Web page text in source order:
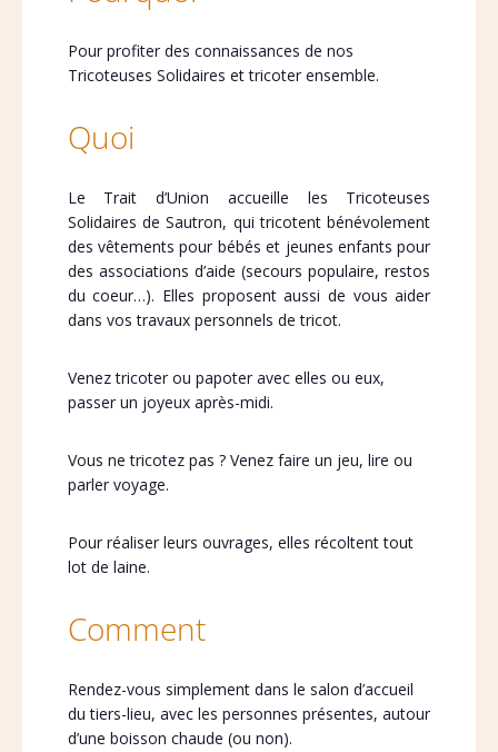
Pour profiter des connaissances de nos
Tricoteuses Solidaires et tricoter ensemble.
Quoi
Le Trait d’Union accueille les Tricoteuses
Solidaires de Sautron, qui tricotent bénévolement
des vêtements pour bébés et jeunes enfants pour
des associations d’aide (secours populaire, restos
du coeur…). Elles proposent aussi de vous aider
dans vos travaux personnels de tricot.
Venez tricoter ou papoter avec elles ou eux,
passer un joyeux après-midi.
Vous ne tricotez pas ? Venez faire un jeu, lire ou
parler voyage.
Pour réaliser leurs ouvrages, elles récoltent tout
lot de laine.
Comment
Rendez-vous simplement dans le salon d’accueil
du tiers-lieu, avec les personnes présentes, autour
d’une boisson chaude (ou non).